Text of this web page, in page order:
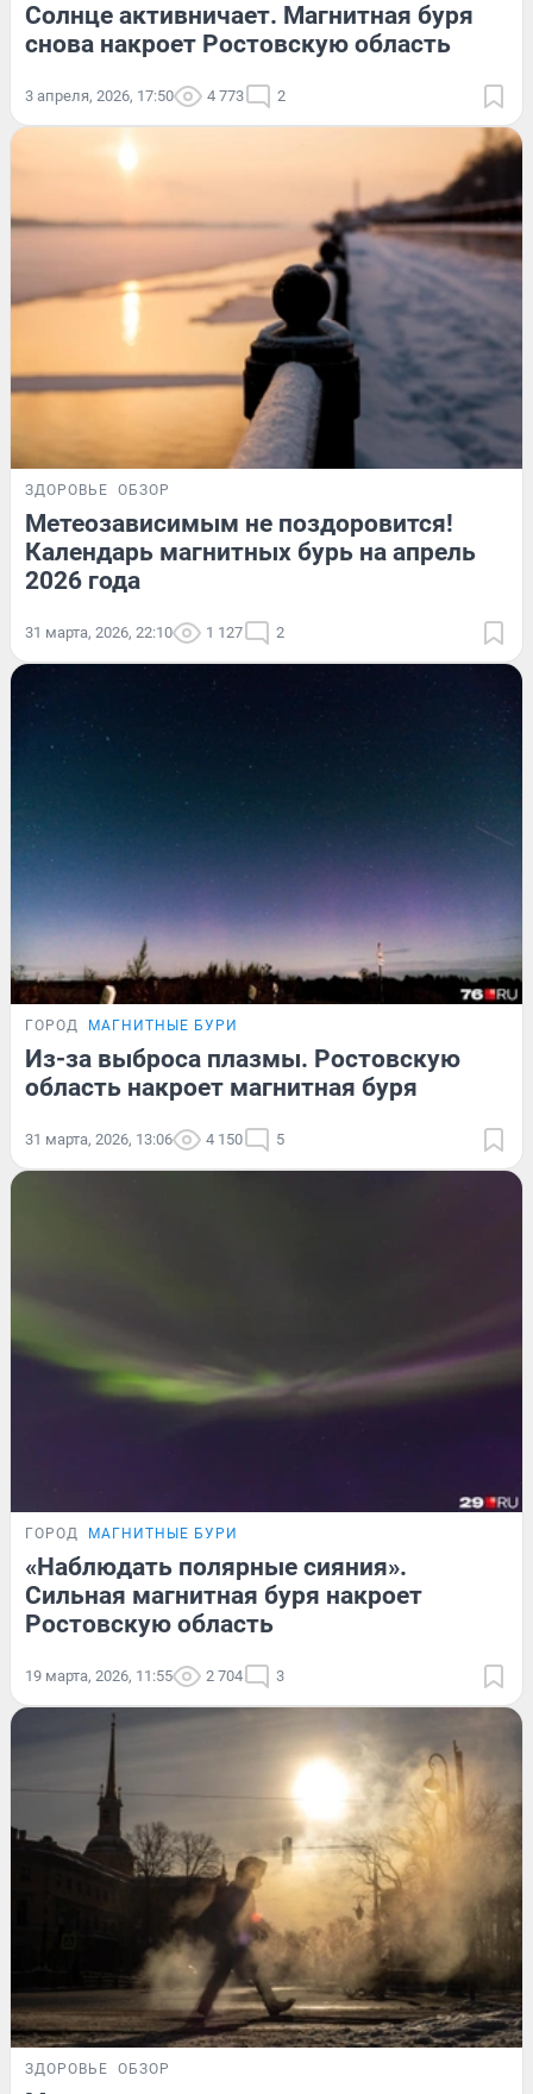
Солнце активничает. Магнитная буря
снова накроет Ростовскую область
3 апреля, 2026, 17:50 4 773 2
ЗДОРОВЬЕ ОБЗОР
Метеозависимым не поздоровится!
Календарь магнитных бурь на апрель
2026 года
31 марта, 2026, 22:10 1 127 2
ГОРОД МАГНИТНЫЕ БУРИ
Из-за выброса плазмы. Ростовскую
область накроет магнитная буря
31 марта, 2026, 13:06 4 150 5
ГОРОД МАГНИТНЫЕ БУРИ
«Наблюдать полярные сияния».
Сильная магнитная буря накроет
Ростовскую область
19 марта, 2026, 11:55 2 704 3
ЗДОРОВЬЕ ОБЗОР